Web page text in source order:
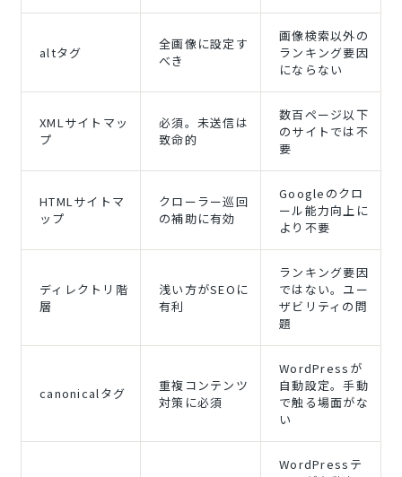
altタグ
全画像に設定す
べき
画像検索以外の
ランキング要因
にならない
XMLサイトマッ
プ
必須。未送信は
致命的
数百ページ以下
のサイトでは不
要
HTMLサイトマ
ップ
クローラー巡回
の補助に有効
Googleのクロ
ール能力向上に
より不要
ディレクトリ階
層
浅い方がSEOに
有利
ランキング要因
ではない。ユー
ザビリティの問
題
canonicalタグ
重複コンテンツ
対策に必須
WordPressが
自動設定。手動
で触る場面がな
い
WordPressテ